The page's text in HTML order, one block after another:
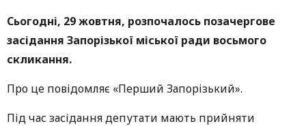
Сьогодні, 29 жовтня, розпочалось позачергове
засідання Запорізької міської ради восьмого
скликання.
Про це повідомляє «Перший Запорізький».
Під час засідання депутати мають прийняти